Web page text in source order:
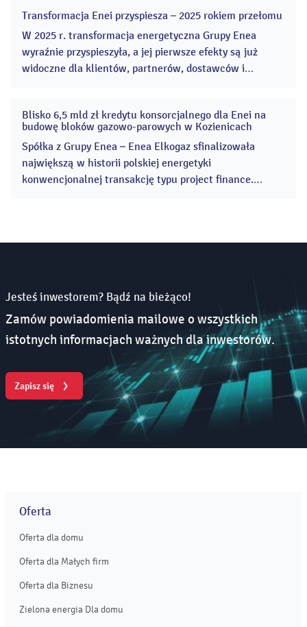
bloków gazowo-parowych, czyli kluczową inwestycję
wspierającą bezpieczeństwo energetyczne. ...
13
Transformacja Enei przyspiesza – 2025 rokiem przełomu
W 2025 r. transformacja energetyczna Grupy Enea
wyraźnie przyspieszyła, a jej pierwsze efekty są już
widoczne dla klientów, partnerów, dostawców i
odnawialne źródła energii i modernizację sieci
dystrybucyjnej. ...
16
Blisko 6,5 mld zł kredytu konsorcjalnego dla Enei na
budowę bloków gazowo-parowych w Kozienicach
Spółka z Grupy Enea – Enea Elkogaz sfinalizowała
największą w historii polskiej energetyki
konwencjonalnej transakcję typu project finance.
Jesteś inwestorem? Bądź na bieżąco!
Zamów powiadomienia mailowe o wszystkich
istotnych informacjach ważnych dla inwestorów.
Zapisz się
Oferta
Oferta dla domu
Oferta dla Małych firm
Oferta dla Biznesu
Zielona energia Dla domu